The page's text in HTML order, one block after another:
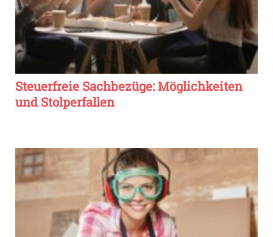
Steuerfreie Sachbezüge: Möglichkeiten
und Stolperfallen